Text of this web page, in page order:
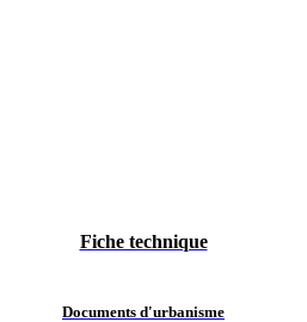
Fiche technique
Documents d'urbanisme